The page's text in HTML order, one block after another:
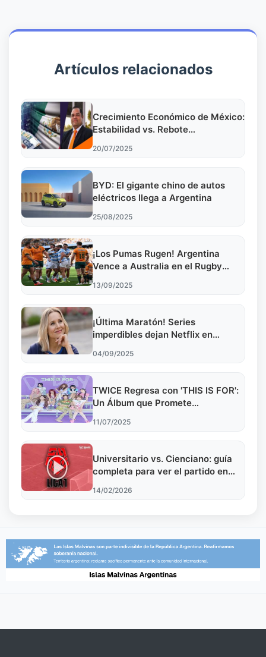
Artículos relacionados
Crecimiento Económico de México:
Estabilidad vs. Rebote
20/07/2025
BYD: El gigante chino de autos
eléctricos llega a Argentina
25/08/2025
¡Los Pumas Rugen! Argentina
Vence a Australia en el Rugby
13/09/2025
¡Última Maratón! Series
imperdibles dejan Netflix en
04/09/2025
TWICE Regresa con 'THIS IS FOR':
Un Álbum que Promete
11/07/2025
Universitario vs. Cienciano: guía
completa para ver el partido en
2026
14/02/2026